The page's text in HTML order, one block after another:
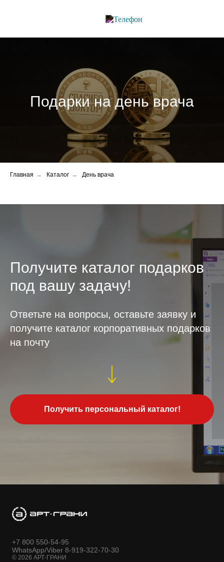
Подарки на день врача
Главная → Каталог → День врача
Получите каталог подарков
под вашу задачу!
Ответьте на вопросы, оставьте заявку и
получите каталог корпоративных подарков
на почту
Получить персональный каталог!
+7 800 550-54-95
WhatsApp/Viber 8-919-322-70-30
© 2026 АРТ-ГРАНИ